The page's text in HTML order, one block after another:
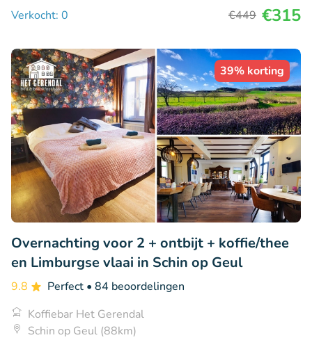
Verkocht: 0
€449 €315
39% korting
Overnachting voor 2 + ontbijt + koffie/thee
en Limburgse vlaai in Schin op Geul
9.8 Perfect • 84 beoordelingen
Koffiebar Het Gerendal
Schin op Geul (88km)